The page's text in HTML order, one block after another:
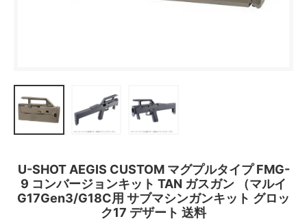
U-SHOT AEGIS CUSTOM マグプルタイプ FMG-
9 コンバージョンキット TAN ガスガン （マルイ
G17Gen3/G18C用 サブマシンガンキット グロッ
ク17 デザート 送料